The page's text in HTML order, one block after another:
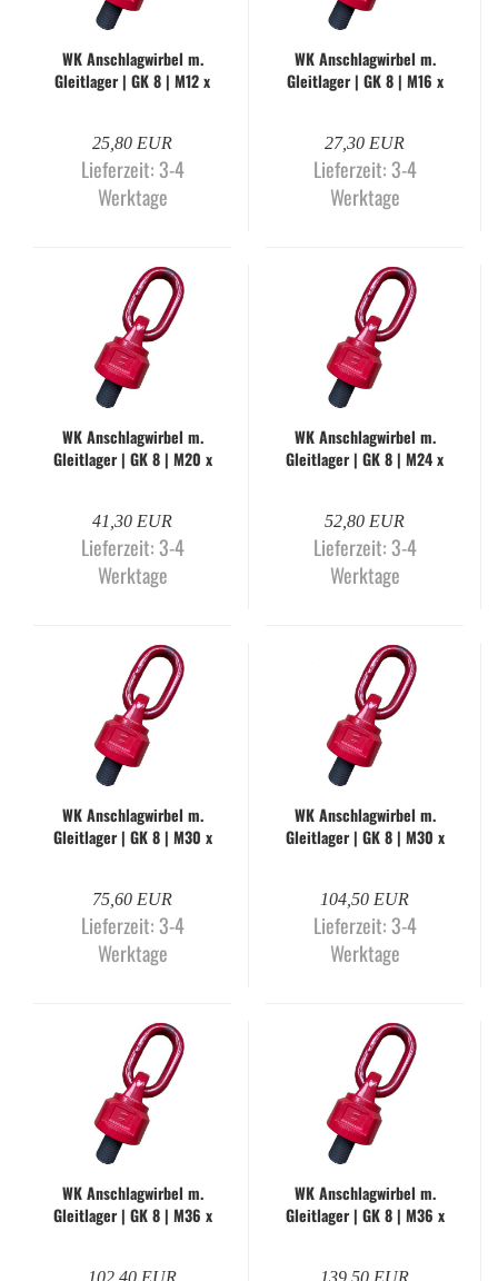
WK An­schlag­wir­bel m.
Gleit­la­ger | GK 8 | M12 x
25,80 EUR
Lieferzeit:3-4
Werktage
WK An­schlag­wir­bel m.
Gleit­la­ger | GK 8 | M16 x
27,30 EUR
Lieferzeit:3-4
Werktage
WK An­schlag­wir­bel m.
Gleit­la­ger | GK 8 | M20 x
41,30 EUR
Lieferzeit:3-4
Werktage
WK An­schlag­wir­bel m.
Gleit­la­ger | GK 8 | M24 x
52,80 EUR
Lieferzeit:3-4
Werktage
WK An­schlag­wir­bel m.
Gleit­la­ger | GK 8 | M30 x
75,60 EUR
Lieferzeit:3-4
Werktage
WK An­schlag­wir­bel m.
Gleit­la­ger | GK 8 | M30 x
104,50 EUR
Lieferzeit:3-4
Werktage
WK An­schlag­wir­bel m.
Gleit­la­ger | GK 8 | M36 x
102,40 EUR
WK An­schlag­wir­bel m.
Gleit­la­ger | GK 8 | M36 x
139,50 EUR